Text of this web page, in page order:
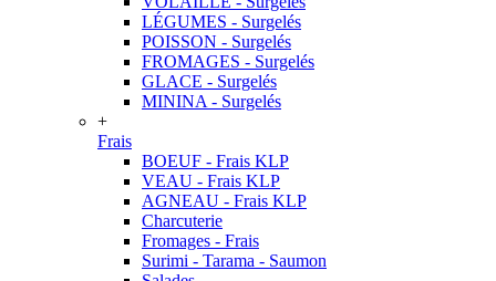
LÉGUMES - Surgelés
POISSON - Surgelés
FROMAGES - Surgelés
GLACE - Surgelés
MININA - Surgelés
+
Frais
BOEUF - Frais KLP
VEAU - Frais KLP
AGNEAU - Frais KLP
Charcuterie
Fromages - Frais
Surimi - Tarama - Saumon